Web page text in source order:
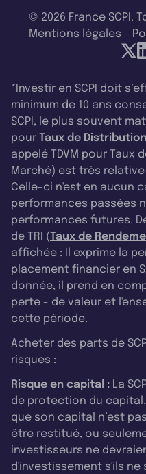
© 2026 France SCPI.
Mentions légales -
*Investir en SCPI doit
minimum de 10 ans
SCPI, le plus souvent
pour Taux de Distribution
appelé TDVM pour Taux
Marché) est très
Celle-ci n'est en aucun
performances passées
performances futures.
de TRI (Taux de
affichée : Il exprime la
placement financier en
donnée, il prend en
perte - de valeur et
cette période.
Acheter des parts de
risques :
Risque en capital : La
de protection du
que son capital n’est
être restitué, ou
investisseurs ne
d'investissement s'ils ne